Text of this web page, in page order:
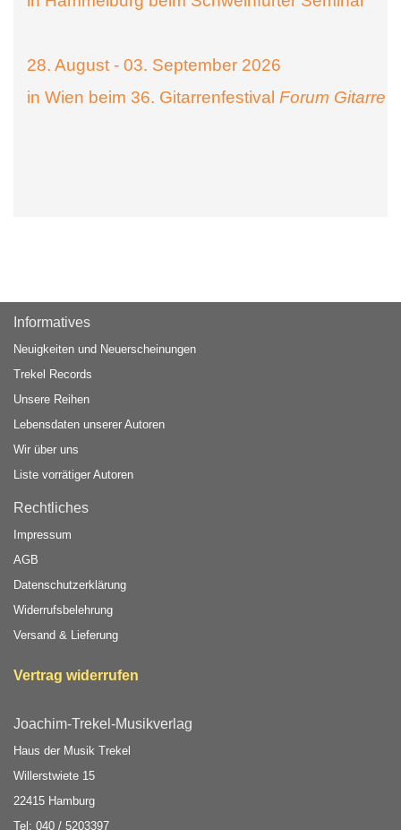
28. August - 03. September 2026
in Wien beim 36. Gitarrenfestival Forum Gitarre
Informatives
Neuigkeiten und Neuerscheinungen
Trekel Records
Unsere Reihen
Lebensdaten unserer Autoren
Wir über uns
Liste vorrätiger Autoren
Rechtliches
Impressum
AGB
Datenschutzerklärung
Widerrufsbelehrung
Versand & Lieferung
Vertrag widerrufen
Joachim-Trekel-Musikverlag
Haus der Musik Trekel
Willerstwiete 15
22415 Hamburg
Tel: 040 / 5203397